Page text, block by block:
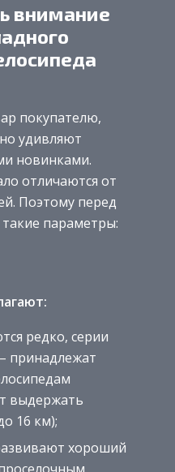
внимание
покупателю,
удивляют
новинками.
отличаются от
Поэтому перед
параметры:
редко, серии
принадлежат
выдержать
16 км);
хороший